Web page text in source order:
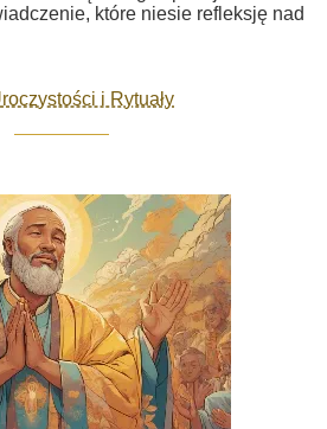
które niesie refleksję nad
i Rytuały